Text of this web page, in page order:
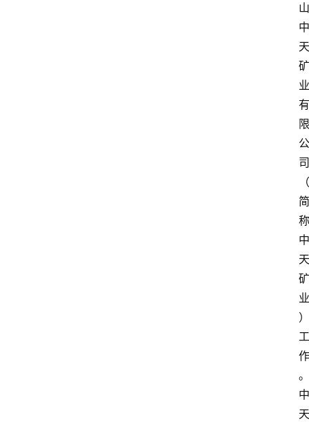
山
中
天
矿
业
有
限
公
司
（
简
称
中
天
矿
业
）
工
作
。
中
天